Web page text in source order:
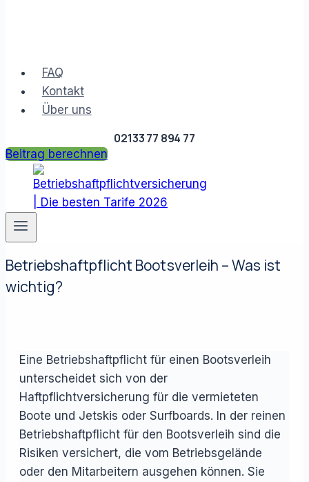
FAQ
Kontakt
Über uns
02133 77 894 77
Beitrag berechnen
Betriebshaftpflicht Bootsverleih – Was ist
wichtig?
Eine Betriebshaftpflicht für einen Bootsverleih
unterscheidet sich von der
Haftpflichtversicherung für die vermieteten
Boote und Jetskis oder Surfboards. In der reinen
Betriebshaftpflicht für den Bootsverleih sind die
Risiken versichert, die vom Betriebsgelände
oder den Mitarbeitern ausgehen können. Sie